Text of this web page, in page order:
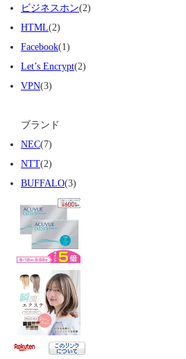
ビジネスホン(2)
HTML(2)
Facebook(1)
Let’s Encrypt(2)
VPN(3)
ブランド
NEC(7)
NTT(2)
BUFFALO(3)